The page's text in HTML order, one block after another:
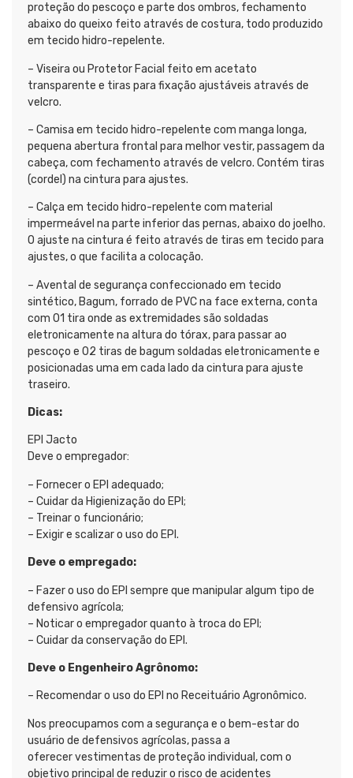
proteção do pescoço e parte dos ombros, fechamento
abaixo do queixo feito através de costura, todo produzido
em tecido hidro-repelente.
– Viseira ou Protetor Facial feito em acetato
transparente e tiras para fixação ajustáveis através de
velcro.
– Camisa em tecido hidro-repelente com manga longa,
pequena abertura frontal para melhor vestir, passagem da
cabeça, com fechamento através de velcro. Contém tiras
(cordel) na cintura para ajustes.
– Calça em tecido hidro-repelente com material
impermeável na parte inferior das pernas, abaixo do joelho.
O ajuste na cintura é feito através de tiras em tecido para
ajustes, o que facilita a colocação.
– Avental de segurança confeccionado em tecido
sintético, Bagum, forrado de PVC na face externa, conta
com 01 tira onde as extremidades são soldadas
eletronicamente na altura do tórax, para passar ao
pescoço e 02 tiras de bagum soldadas eletronicamente e
posicionadas uma em cada lado da cintura para ajuste
traseiro.
Dicas:
EPI Jacto
Deve o empregador:
– Fornecer o EPI adequado;
– Cuidar da Higienização do EPI;
– Treinar o funcionário;
– Exigir e scalizar o uso do EPI.
Deve o empregado:
– Fazer o uso do EPI sempre que manipular algum tipo de
defensivo agrícola;
– Noticar o empregador quanto à troca do EPI;
– Cuidar da conservação do EPI.
Deve o Engenheiro Agrônomo:
– Recomendar o uso do EPI no Receituário Agronômico.
Nos preocupamos com a segurança e o bem-estar do
usuário de defensivos agrícolas, passa a
oferecer vestimentas de proteção individual, com o
objetivo principal de reduzir o risco de acidentes